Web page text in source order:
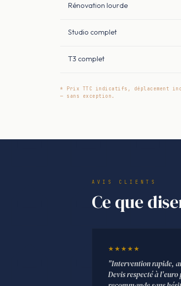
Rénovation lourde
Studio complet
T3 complet
* Prix TTC indicatifs, déplacement
— sans exception.
AVIS CLIENTS
Ce que
★★★★★
"Intervention rapide,
Devis respecté à l'euro